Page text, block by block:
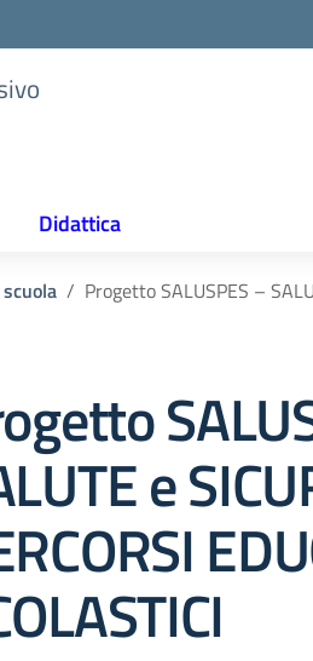
Didattica
Progetto SALUSPES –
e